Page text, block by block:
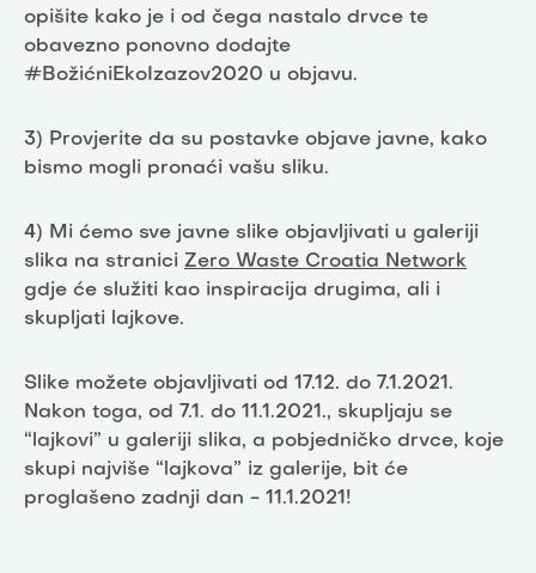
opišite kako je i od čega nastalo drvce te
obavezno ponovno dodajte
#BožićniEkoIzazov2020 u objavu.
3) Provjerite da su postavke objave javne, kako
bismo mogli pronaći vašu sliku.
4) Mi ćemo sve javne slike objavljivati u galeriji
slika na stranici Zero Waste Croatia Network
gdje će služiti kao inspiracija drugima, ali i
skupljati lajkove.
Slike možete objavljivati od 17.12. do 7.1.2021.
Nakon toga, od 7.1. do 11.1.2021., skupljaju se
“lajkovi” u galeriji slika, a pobjedničko drvce, koje
skupi najviše “lajkova” iz galerije, bit će
proglašeno zadnji dan - 11.1.2021!